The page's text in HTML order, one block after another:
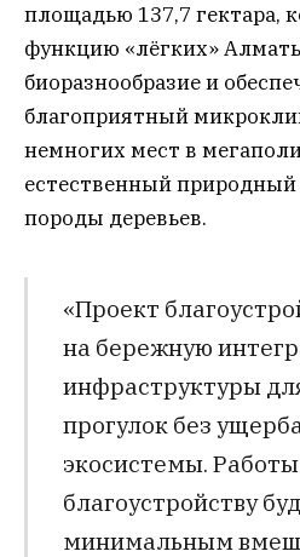
площадью 137,7 гектара,
функцию «лёгких»
биоразнообразие и
благоприятный
немногих мест в
естественный
породы деревьев.
«Проект
на бережную
инфраструктуры
прогулок без
экосистемы.
благоустройству
минимальным